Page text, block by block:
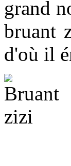
grand
bruant
d'où il